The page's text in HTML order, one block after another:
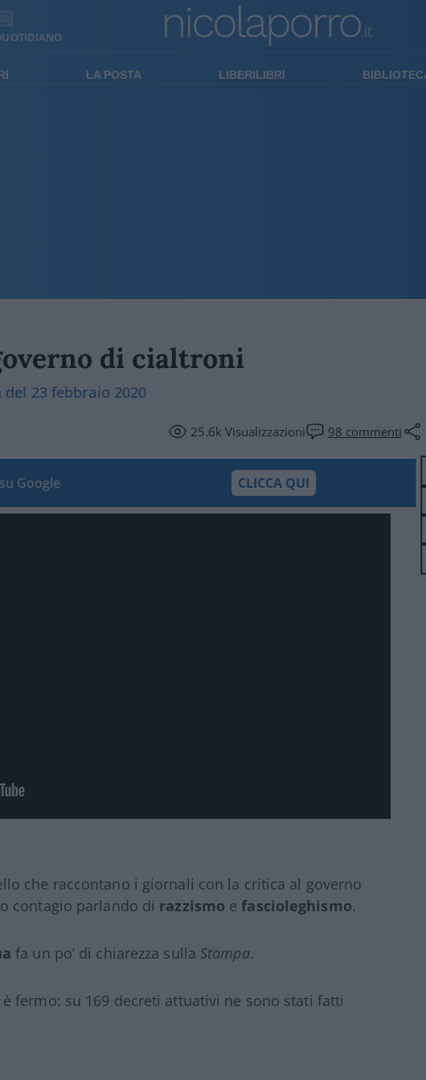
LA POSTA LIBERILIBRI
di cialtroni
23 febbraio 2020
25.6kVisualizzazioni 98 commenti
Google CLICCA QUI
che raccontano i giornali con la critica al governo
contagio parlando di razzismo efascioleghismo.
fa un po’ di chiarezza sullaStampa.
è fermo: su 169 decreti attuativi ne sono stati fatti